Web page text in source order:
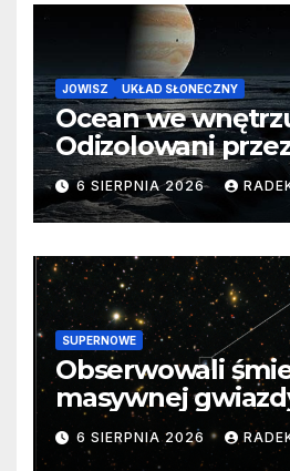
JOWISZ UKŁAD SŁONECZNY
Ocean we
Odizolowani
barierę
6 SIERPNIA 2026
SUPERNOWE
Obserwowali
masywnej
samego
cenne dane
6 SIERPNIA 2026